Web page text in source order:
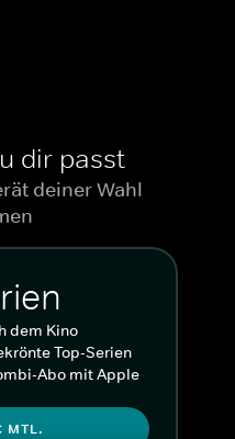
dir passt
deiner Wahl
dem Kino
Top-Serien
Abo mit Apple
MTL.